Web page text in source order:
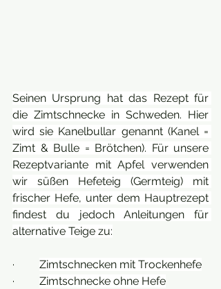
Seinen Ursprung hat das Rezept für
die Zimtschnecke in Schweden. Hier
wird sie Kanelbullar genannt (Kanel =
Zimt & Bulle = Brötchen). Für unsere
Rezeptvariante mit Apfel verwenden
wir süßen Hefeteig (Germteig) mit
frischer Hefe, unter dem Hauptrezept
findest du jedoch Anleitungen für
alternative Teige zu:
· Zimtschnecken mit Trockenhefe
· Zimtschnecke ohne Hefe